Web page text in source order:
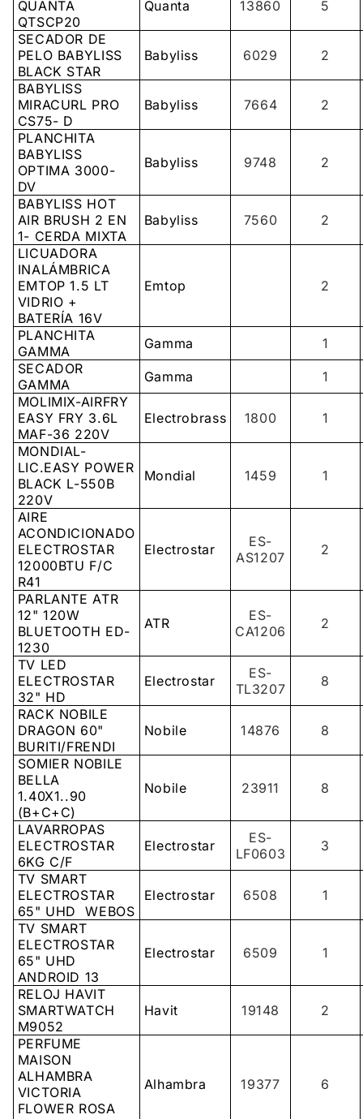
QUANTA
QTSCP20
Quanta 13860 5
SECADOR DE
PELO BABYLISS
BLACK STAR
Babyliss 6029 2
BABYLISS
MIRACURL PRO
CS75- D
Babyliss 7664 2
PLANCHITA
BABYLISS
OPTIMA 3000-
DV
Babyliss 9748 2
BABYLISS HOT
AIR BRUSH 2 EN
1- CERDA MIXTA
Babyliss 7560 2
LICUADORA
INALÁMBRICA
EMTOP 1.5 LT
VIDRIO +
BATERÍA 16V
Emtop 2
PLANCHITA
GAMMA
Gamma
1
SECADOR
GAMMA
Gamma
1
MOLIMIX-AIRFRY
EASY FRY 3.6L
MAF-36 220V
Electrobrass 1800 1
MONDIAL-
LIC.EASY POWER
BLACK L-550B
220V
Mondial 1459 1
AIRE
ACONDICIONADO
ELECTROSTAR
12000BTU F/C
R41
Electrostar
ES-
AS1207
2
PARLANTE ATR
12" 120W
BLUETOOTH ED-
1230
ATR
ES-
CA1206
2
TV LED
ELECTROSTAR
32" HD
Electrostar
ES-
TL3207
8
RACK NOBILE
DRAGON 60"
BURITI/FRENDI
Nobile 14876 8
SOMIER NOBILE
BELLA
1.40X1..90
(B+C+C)
Nobile 23911 8
LAVARROPAS
ELECTROSTAR
6KG C/F
Electrostar
ES-
LF0603
3
TV SMART
ELECTROSTAR
65" UHD WEBOS
Electrostar 6508 1
TV SMART
ELECTROSTAR
65" UHD
ANDROID 13
Electrostar 6509 1
RELOJ HAVIT
SMARTWATCH
M9052
Havit 19148 2
PERFUME
MAISON
ALHAMBRA
VICTORIA
FLOWER ROSA
Alhambra 19377 6